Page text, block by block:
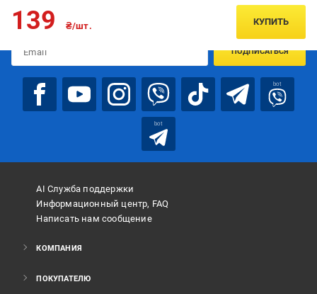
139 ₴/шт. КУПИТЬ
Подписывайтесь, чтобы узнавать первым об акцияx и
ПОДПИСАТЬСЯ
bot
bot
AI Служба поддержки
Информационный центр, FAQ
Написать нам сообщение
КОМПАНИЯ
ПОКУПАТЕЛЮ